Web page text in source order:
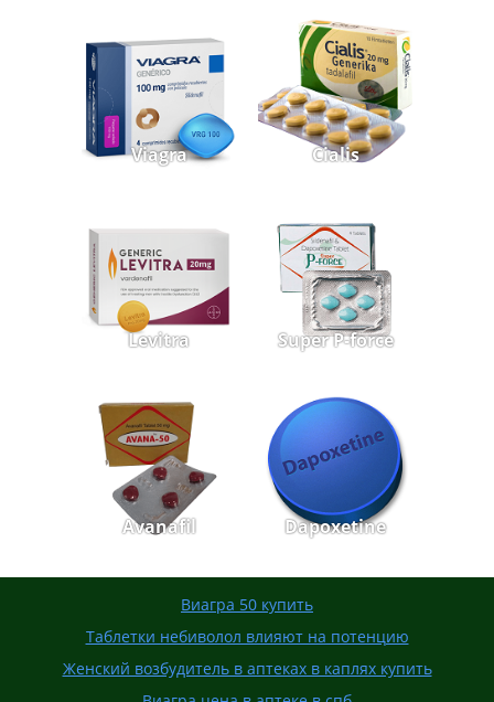
Viagra Cialis
Levitra Super P-force
Avanafil Dapoxetine
Виагра 50 купить
Таблетки небиволол влияют на потенцию
Женский возбудитель в аптеках в каплях купить